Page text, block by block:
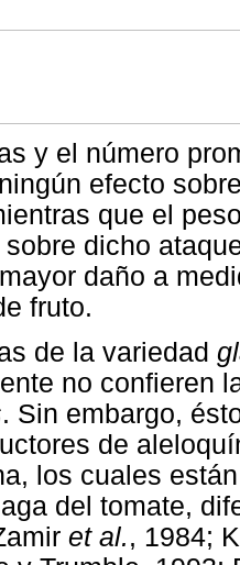
y el número
efecto
que el
dicho
daño a
fruto.
de la variedad
no confieren
. Sin embargo,
de
los cuales
del tomate,
et al., 1984;